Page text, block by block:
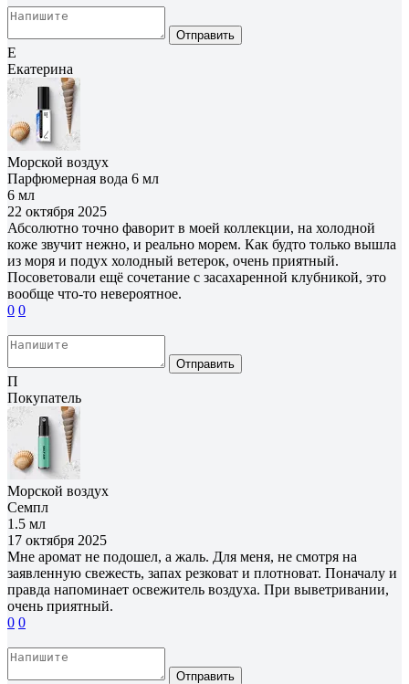
Отправить
Е
Екатерина
Морской воздух
Парфюмерная вода 6 мл
6 мл
22 октября 2025
Абсолютно точно фаворит в моей коллекции, на холодной
коже звучит нежно, и реально морем. Как будто только вышла
из моря и подух холодный ветерок, очень приятный.
Посоветовали ещё сочетание с засахаренной клубникой, это
вообще что-то невероятное.
0 0
Отправить
П
Покупатель
Морской воздух
Семпл
1.5 мл
17 октября 2025
Мне аромат не подошел, а жаль. Для меня, не смотря на
заявленную свежесть, запах резковат и плотноват. Поначалу и
правда напоминает освежитель воздуха. При выветривании,
очень приятный.
0 0
Отправить